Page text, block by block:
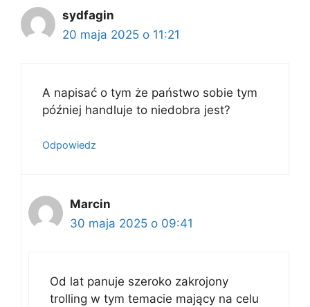
sydfagin
20 maja 2025 o 11:21
A napisać o tym że państwo sobie tym
później handluje to niedobra jest?
Odpowiedz
Marcin
30 maja 2025 o 09:41
Od lat panuje szeroko zakrojony
trolling w tym temacie mający na celu